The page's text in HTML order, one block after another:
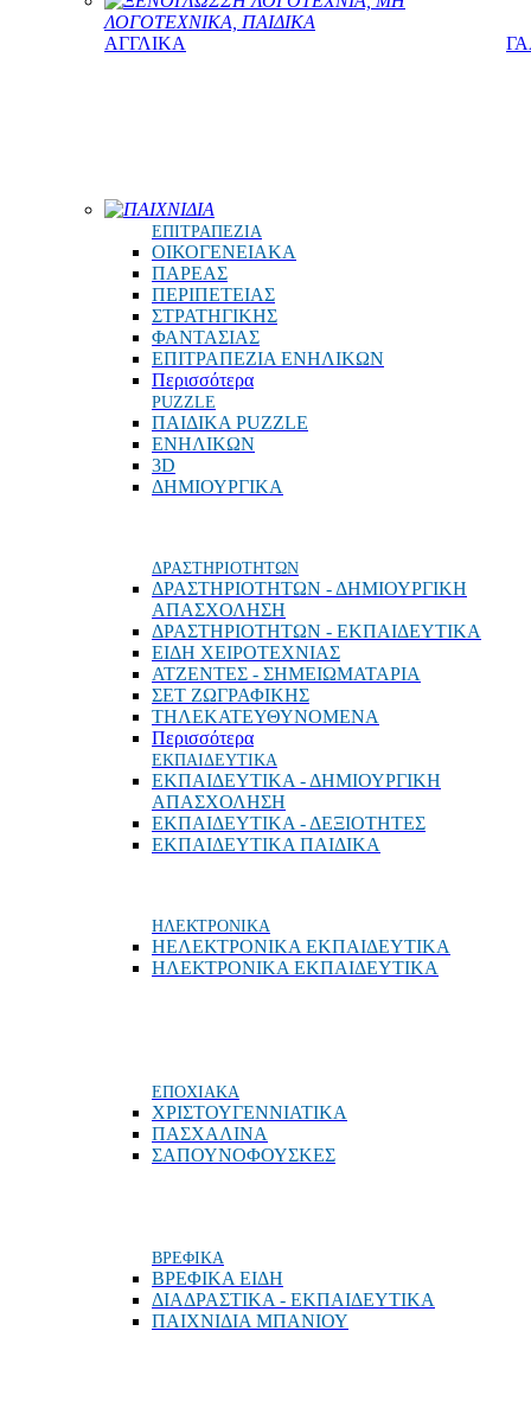
ΛΟΓΟΤΕΧΝΙΚΑ, ΠΑΙΔΙΚΑ
ΑΓΓΛΙΚΑ
ΠΑΙΧΝΙΔΙΑ
ΕΠΙΤΡΑΠΕΖΙΑ
ΟΙΚΟΓΕΝΕΙΑΚΑ
ΠΑΡΕΑΣ
ΠΕΡΙΠΕΤΕΙΑΣ
ΣΤΡΑΤΗΓΙΚΗΣ
ΦΑΝΤΑΣΙΑΣ
ΕΠΙΤΡΑΠΕΖΙΑ ΕΝΗΛΙΚΩΝ
Περισσότερα
PUZZLE
ΠΑΙΔΙΚΑ PUZZLE
ΕΝΗΛΙΚΩΝ
3D
ΔΗΜΙΟΥΡΓΙΚΑ
ΔΡΑΣΤΗΡΙΟΤΗΤΩΝ
ΔΡΑΣΤΗΡΙΟΤΗΤΩΝ - ΔΗΜΙΟΥΡΓΙΚΗ
ΑΠΑΣΧΟΛΗΣΗ
ΔΡΑΣΤΗΡΙΟΤΗΤΩΝ - ΕΚΠΑΙΔΕΥΤΙΚΑ
ΕΙΔΗ ΧΕΙΡΟΤΕΧΝΙΑΣ
ΑΤΖΕΝΤΕΣ - ΣΗΜΕΙΩΜΑΤΑΡΙΑ
ΣΕΤ ΖΩΓΡΑΦΙΚΗΣ
ΤΗΛΕΚΑΤΕΥΘΥΝΟΜΕΝΑ
Περισσότερα
ΕΚΠΑΙΔΕΥΤΙΚΑ
ΕΚΠΑΙΔΕΥΤΙΚΑ - ΔΗΜΙΟΥΡΓΙΚΗ
ΑΠΑΣΧΟΛΗΣΗ
ΕΚΠΑΙΔΕΥΤΙΚΑ - ΔΕΞΙΟΤΗΤΕΣ
ΕΚΠΑΙΔΕΥΤΙΚΑ ΠΑΙΔΙΚΑ
ΗΛΕΚΤΡΟΝΙΚΑ
ΗΕΛΕΚΤΡΟΝΙΚΑ ΕΚΠΑΙΔΕΥΤΙΚΑ
ΗΛΕΚΤΡΟΝΙΚΑ ΕΚΠΑΙΔΕΥΤΙΚΑ
ΕΠΟΧΙΑΚΑ
ΧΡΙΣΤΟΥΓΕΝΝΙΑΤΙΚΑ
ΠΑΣΧΑΛΙΝΑ
ΣΑΠΟΥΝΟΦΟΥΣΚΕΣ
ΒΡΕΦΙΚΑ
ΒΡΕΦΙΚΑ ΕΙΔΗ
ΔΙΑΔΡΑΣΤΙΚΑ - ΕΚΠΑΙΔΕΥΤΙΚΑ
ΠΑΙΧΝΙΔΙΑ ΜΠΑΝΙΟΥ